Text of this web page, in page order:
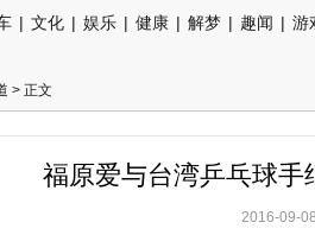
| 文化 | 娱乐 | 健康 | 解梦 | 趣闻 | 游
> 正文
福原爱与台湾乒乓球手
2016-09-